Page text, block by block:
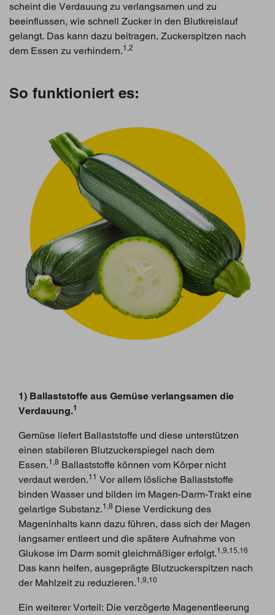
scheint die Verdauung zu verlangsamen und zu
beeinflussen, wie schnell Zucker in den Blutkreislauf
gelangt. Das kann dazu beitragen, Zuckerspitzen nach
dem Essen zu verhindern.1,2
So funktioniert es:
1) Ballaststoffe aus Gemüse verlangsamen die
Verdauung.1
Gemüse liefert Ballaststoffe und diese unterstützen
einen stabileren Blutzuckerspiegel nach dem
Essen.1,8 Ballaststoffe können vom Körper nicht
verdaut werden.11 Vor allem lösliche Ballaststoffe
binden Wasser und bilden im Magen-Darm-Trakt eine
gelartige Substanz.1,8 Diese Verdickung des
Mageninhalts kann dazu führen, dass sich der Magen
langsamer entleert und die spätere Aufnahme von
Glukose im Darm somit gleichmäßiger erfolgt.1,9,15,16
Das kann helfen, ausgeprägte Blutzuckerspitzen nach
der Mahlzeit zu reduzieren.1,9,10
Ein weiterer Vorteil: Die verzögerte Magenentleerung